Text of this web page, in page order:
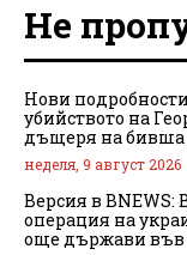
Не
Нови
убийството на
дъщеря на бивша
неделя, 9 август 2026
Версия в
операция на
още държави във